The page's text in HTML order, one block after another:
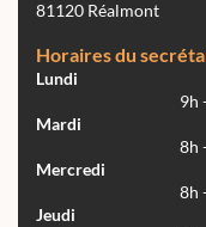
81120 Réalmont
Horaires du
Lundi
9h
Mardi
8h
Mercredi
8h
Jeudi